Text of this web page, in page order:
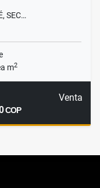
SEC…
m2
Venta
COP